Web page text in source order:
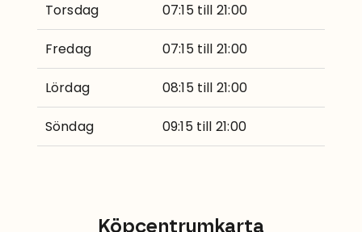
Torsdag 07:15 till 21:00
Fredag 07:15 till 21:00
Lördag 08:15 till 21:00
Söndag 09:15 till 21:00
Köpcentrumkarta